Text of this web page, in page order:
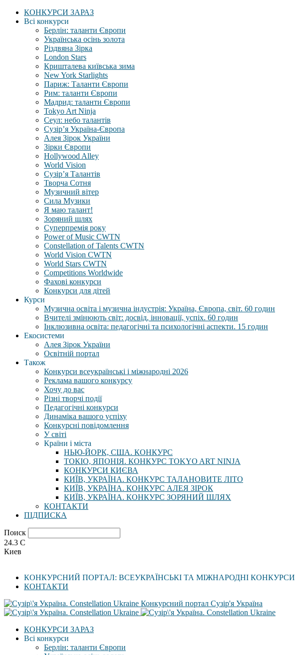
КОНКУРСИ ЗАРАЗ
Всі конкурси
Берлін: таланти Європи
Українська осінь золота
Різдвяна Зірка
London Stars
Кришталева київська зима
New York Starlights
Париж: Таланти Європи
Рим: таланти Європи
Мадрид: таланти Європи
Tokyo Art Ninja
Сеул: небо талантів
Сузір’я Україна-Європа
Алея Зірок України
Зірки Європи
Hollywood Alley
World Vision
Сузір’я Талантів
Творча Сотня
Музичний вітер
Сила Музики
Я маю талант!
Зоряний шлях
Суперпремія року
Power of Music CWTN
Constellation of Talents CWTN
World Vision CWTN
World Stars CWTN
Competitions Worldwide
Фахові конкурси
Конкурси для дітей
Курси
Музична освіта і музична індустрія: Україна, Європа, світ. 60 годин
Вчителі змінюють світ: досвід, інновації, успіх. 60 годин
Інклюзивна освіта: педагогічні та психологічні аспекти. 15 годин
Екосистеми
Алея Зірок України
Освітній портал
Також
Конкурси всеукраїнські і міжнародні 2026
Реклама вашого конкурсу
Хочу до вас
Різні творчі події
Педагогічні конкурси
Динаміка вашого успіху
Конкурсні повідомлення
У світі
Країни і міста
НЬЮ-ЙОРК, США. КОНКУРС
ТОКІО, ЯПОНІЯ. КОНКУРС TOKYO ART NINJA
КОНКУРСИ КИЄВА
КИЇВ, УКРАЇНА. КОНКУРС ТАЛАНОВИТЕ ЛІТО
КИЇВ, УКРАЇНА. КОНКУРС АЛЕЯ ЗІРОК
КИЇВ, УКРАЇНА. КОНКУРС ЗОРЯНИЙ ШЛЯХ
КОНТАКТИ
ПІДПИСКА
Поиск
24.3 C
Киев
КОНКУРСНИЙ ПОРТАЛ: ВСЕУКРАЇНСЬКІ ТА МІЖНАРОДНІ КОНКУРСИ
КОНТАКТИ
Конкурсний портал Сузір'я Україна
КОНКУРСИ ЗАРАЗ
Всі конкурси
Берлін: таланти Європи